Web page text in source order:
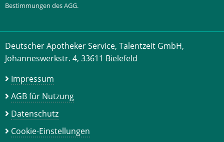
Bestimmungen des AGG.
Deutscher Apotheker Service, Talentzeit GmbH,
Johanneswerkstr. 4, 33611 Bielefeld
Impressum
AGB für Nutzung
Datenschutz
Cookie-Einstellungen